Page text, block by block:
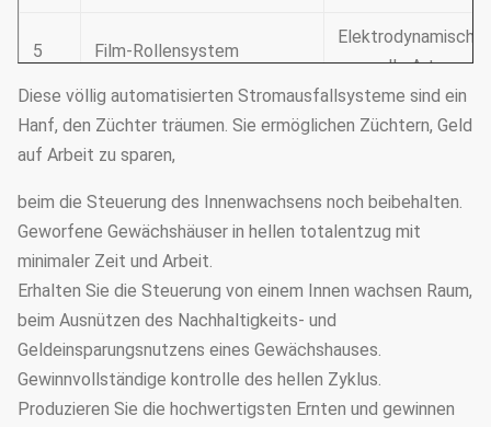
5 Film-Rollensystem
manuelle Art
Lüftungsanlage Seitenfenster und
elektrische Heizung
8 Berieselungssystem
Es kann
besonders
9
Mikro-
Berieselungsanlagensystem
Es kann
besonders
Diese völlig automatisierten Stromausfallsysteme sind ein
Hanf, den Züchter träumen. Sie ermöglichen Züchtern, Geld
auf Arbeit zu sparen,
beim die Steuerung des Innenwachsens noch beibehalten.
Geworfene Gewächshäuser in hellen totalentzug mit
minimaler Zeit und Arbeit.
Erhalten Sie die Steuerung von einem Innen wachsen Raum,
beim Ausnützen des Nachhaltigkeits- und
Geldeinsparungsnutzens eines Gewächshauses.
Gewinnvollständige kontrolle des hellen Zyklus.
Produzieren Sie die hochwertigsten Ernten und gewinnen